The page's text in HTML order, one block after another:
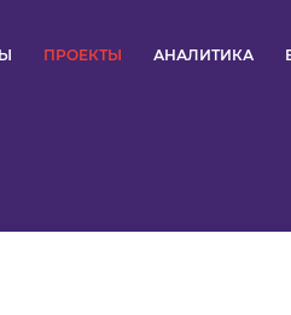
ПРОЕКТЫ АНАЛИТИКА